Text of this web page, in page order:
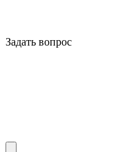
Задать вопрос